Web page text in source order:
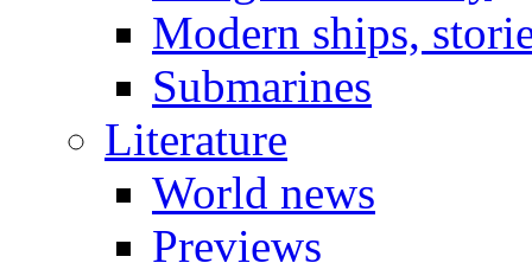
Modern ships,
Submarines
Literature
World news
Previews